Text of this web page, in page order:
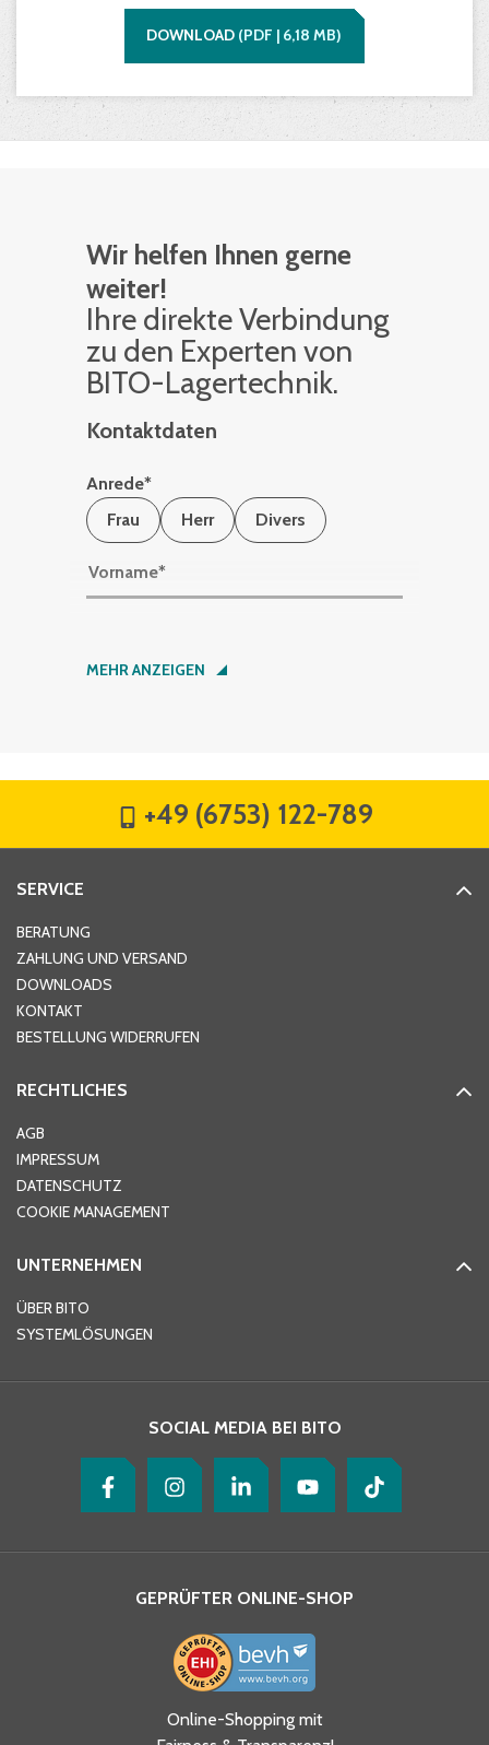
DOWNLOAD (PDF | 6,18 MB)
Wir helfen Ihnen gerne
weiter!
Ihre di­rek­te Ver­bin­dung
zu den Ex­per­ten von
BITO-La­ger­tech­nik.
Kontaktdaten
Anrede*
Frau
Herr Divers
Vorname*
Nachname*
Hausnummer
Ort*
Telefon
Ja, ich habe die
Datenschutzhinweise gelesen
MEHR ANZEIGEN
+49 (6753) 122-789
SERVICE
BERATUNG
ZAHLUNG UND VERSAND
DOWNLOADS
KONTAKT
BESTELLUNG WIDERRUFEN
RECHTLICHES
AGB
IMPRESSUM
DATENSCHUTZ
COOKIE MANAGEMENT
UNTERNEHMEN
ÜBER BITO
SYSTEMLÖSUNGEN
SOCIAL MEDIA BEI BITO
GEPRÜFTER ONLINE-SHOP
Online-Shopping mit